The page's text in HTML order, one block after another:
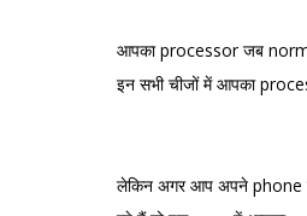
आपका processor जब
इन सभी चीजों में आपका
लेकिन अगर आप अपने phone